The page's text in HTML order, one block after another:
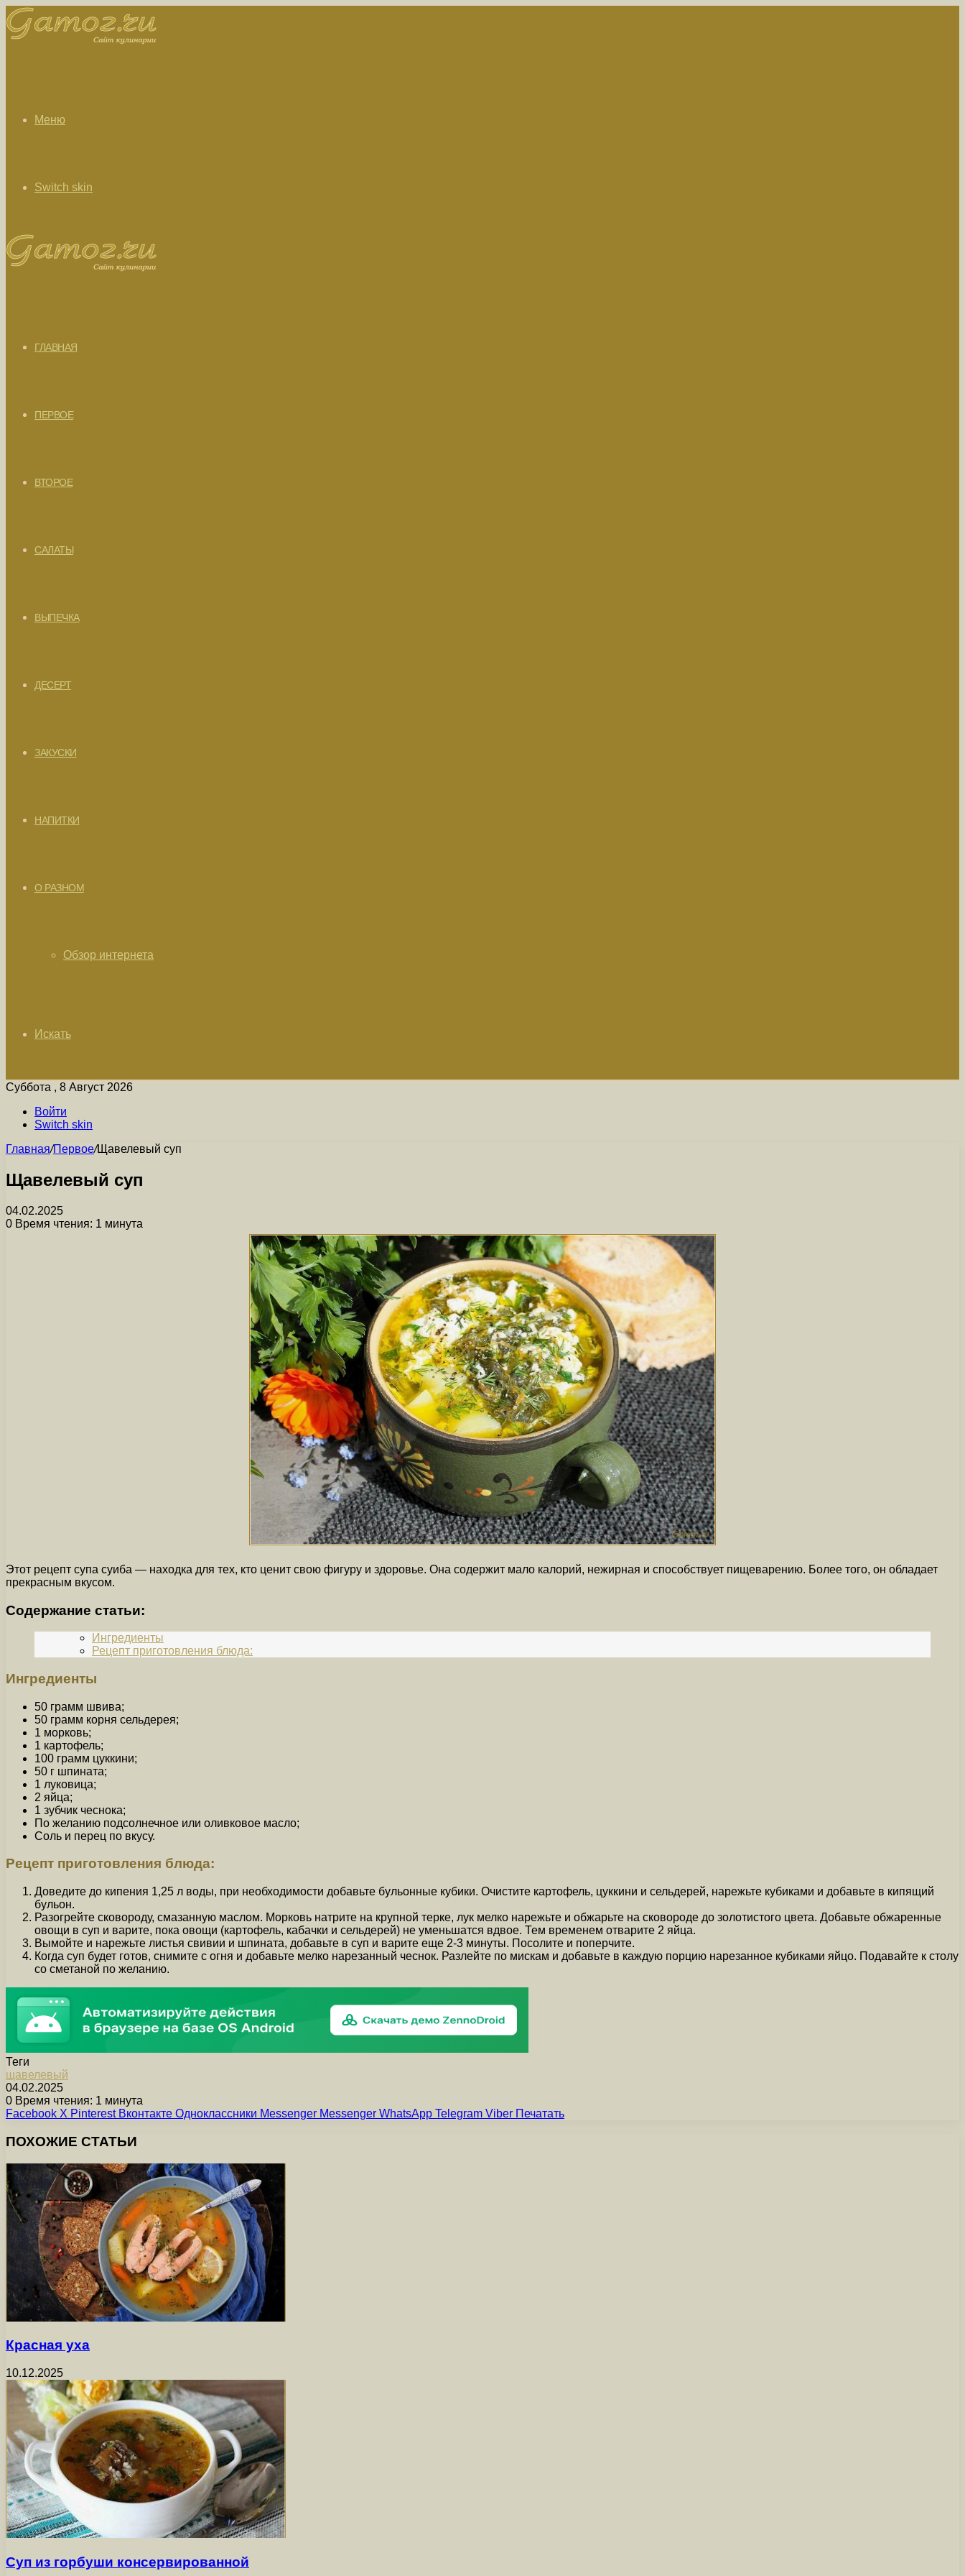
Меню
Switch skin
ГЛАВНАЯ
ПЕРВОЕ
ВТОРОЕ
САЛАТЫ
ВЫПЕЧКА
ДЕСЕРТ
ЗАКУСКИ
НАПИТКИ
О РАЗНОМ
Обзор интернета
Искать
Суббота , 8 Август 2026
Войти
Switch skin
Главная/Первое/Щавелевый суп
Щавелевый суп
04.02.2025
0 Время чтения: 1 минута
Этот рецепт супа суиба — находка для тех, кто ценит свою фигуру и здоровье. Она содержит мало калорий, нежирная и способствует пищеварению. Более того, он обладает
прекрасным вкусом.
Содержание статьи:
Ингредиенты
Рецепт приготовления блюда:
Ингредиенты
50 грамм швива;
50 грамм корня сельдерея;
1 морковь;
1 картофель;
100 грамм цуккини;
50 г шпината;
1 луковица;
2 яйца;
1 зубчик чеснока;
По желанию подсолнечное или оливковое масло;
Соль и перец по вкусу.
Рецепт приготовления блюда:
Доведите до кипения 1,25 л воды, при необходимости добавьте бульонные кубики. Очистите картофель, цуккини и сельдерей, нарежьте кубиками и добавьте в кипящий
бульон.
Разогрейте сковороду, смазанную маслом. Морковь натрите на крупной терке, лук мелко нарежьте и обжарьте на сковороде до золотистого цвета. Добавьте обжаренные
овощи в суп и варите, пока овощи (картофель, кабачки и сельдерей) не уменьшатся вдвое. Тем временем отварите 2 яйца.
Вымойте и нарежьте листья свивии и шпината, добавьте в суп и варите еще 2-3 минуты. Посолите и поперчите.
Когда суп будет готов, снимите с огня и добавьте мелко нарезанный чеснок. Разлейте по мискам и добавьте в каждую порцию нарезанное кубиками яйцо. Подавайте к столу
со сметаной по желанию.
Теги
щавелевый
04.02.2025
0 Время чтения: 1 минута
Facebook X Pinterest Вконтакте Одноклассники Messenger Messenger WhatsApp Telegram Viber Печатать
ПОХОЖИЕ СТАТЬИ
Красная уха
10.12.2025
Суп из горбуши консервированной